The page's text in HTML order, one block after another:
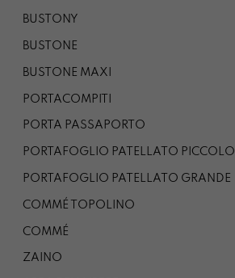
BUSTONY
BUSTONE
BUSTONE MAXI
PORTACOMPITI
PORTA PASSAPORTO
PORTAFOGLIO PATELLATO PICCOLO
PORTAFOGLIO PATELLATO GRANDE
COMMÉ TOPOLINO
COMMÉ
ZAINO